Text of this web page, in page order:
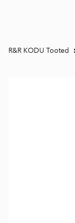
R&R KODU Tooted